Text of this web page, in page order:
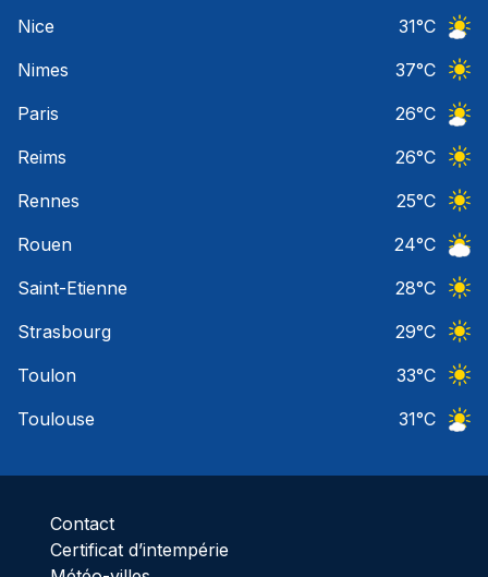
Nice
31°C
Nimes
37°C
Paris
26°C
Reims
26°C
Rennes
25°C
Rouen
24°C
Saint-Etienne
28°C
Strasbourg
29°C
Toulon
33°C
Toulouse
31°C
Contact
Certificat d’intempérie